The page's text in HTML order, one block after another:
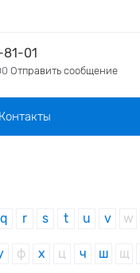
01
Отправить сообщение
Контакты
q r s t u v w
ф х ц ч ш щ